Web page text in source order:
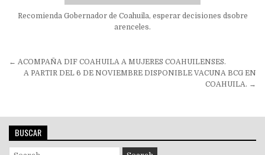
Recomienda Gobernador de Coahuila, esperar decisiones dsobre
arenceles.
Navegación
de
← ACOMPAÑA DIF COAHUILA A MUJERES COAHUILENSES.
A PARTIR DEL 6 DE NOVIEMBRE DISPONIBLE VACUNA BCG EN
COAHUILA. →
BUSCAR
Search